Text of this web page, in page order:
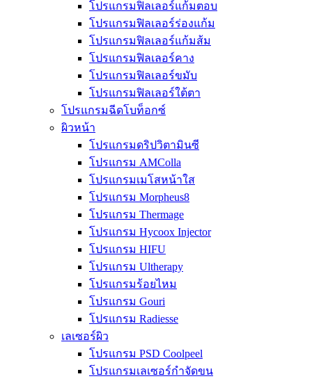
โปรแกรมฟิลเลอร์แก้มตอบ
โปรแกรมฟิลเลอร์ร่องแก้ม
โปรแกรมฟิลเลอร์แก้มส้ม
โปรแกรมฟิลเลอร์คาง
โปรแกรมฟิลเลอร์ขมับ
โปรแกรมฟิลเลอร์ใต้ตา
โปรแกรมฉีดโบท็อกซ์
ผิวหน้า
โปรแกรมดริปวิตามินซี
โปรแกรม AMColla
โปรแกรมเมโสหน้าใส
โปรแกรม Morpheus8
โปรแกรม Thermage
โปรแกรม Hycoox Injector
โปรแกรม HIFU
โปรแกรม Ultherapy
โปรแกรมร้อยไหม
โปรแกรม Gouri
โปรแกรม Radiesse
เลเซอร์ผิว
โปรแกรม PSD Coolpeel
โปรแกรมเลเซอร์กำจัดขน